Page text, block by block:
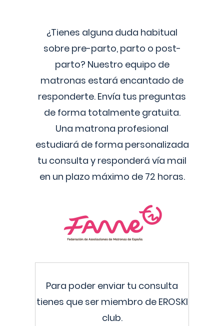
¿Tienes alguna duda habitual
sobre pre-parto, parto o post-
parto? Nuestro equipo de
matronas estará encantado de
responderte. Envía tus preguntas
de forma totalmente gratuita.
Una matrona profesional
estudiará de forma personalizada
tu consulta y responderá vía mail
en un plazo máximo de 72 horas.
Para poder enviar tu consulta
tienes que ser miembro de EROSKI
club.